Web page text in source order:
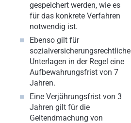
gespeichert werden, wie es
für das konkrete Verfahren
notwendig ist.
Ebenso gilt für
sozialversicherungsrechtliche
Unterlagen in der Regel eine
Aufbewahrungsfrist von 7
Jahren.
Eine Verjährungsfrist von 3
Jahren gilt für die
Geltendmachung von